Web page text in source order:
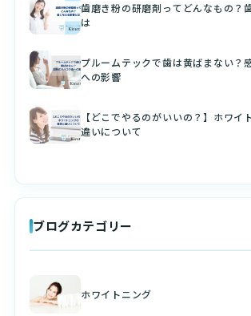
歯磨き粉の研磨剤ってどんなもの？
は
プルームテックで歯は黄ばまない？
への影響
【どこでやるのがいいの？】ホワイ
違いについて
ブログカテゴリー
ホワイトニング